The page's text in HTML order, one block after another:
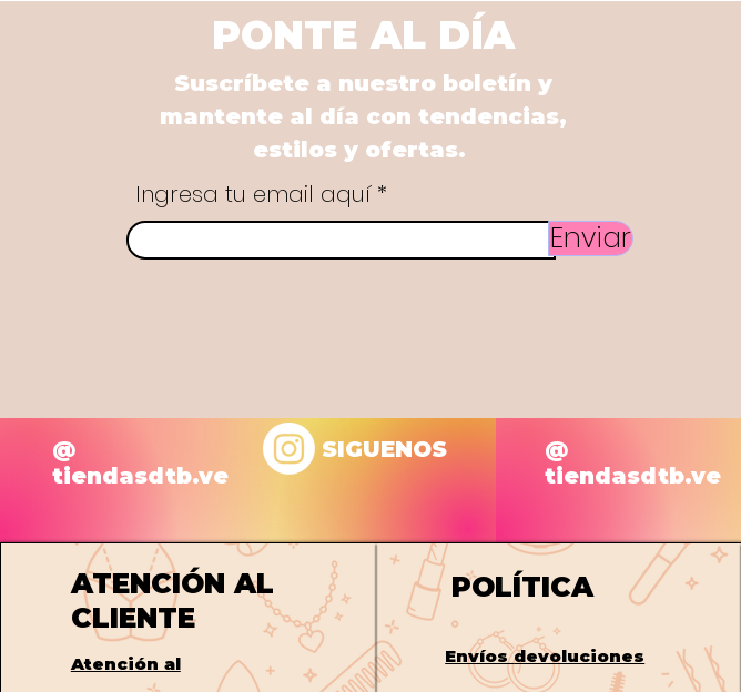
PONTE AL DÍA
Suscríbete a nuestro boletín y
mantente al día con tendencias,
estilos y ofertas.
Ingresa tu email aquí
Enviar
@
tiendasdtb.ve
SIGUENOS
@
tiendasdtb.ve
ATENCIÓN AL
CLIENTE
Atención al
POLÍTICA
Envíosdevoluciones